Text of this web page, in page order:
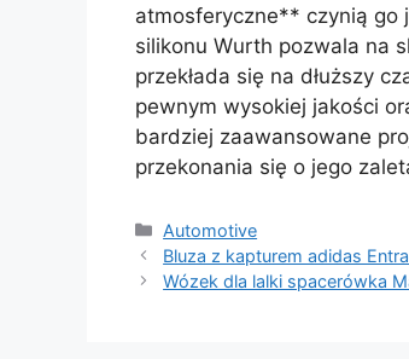
atmosferyczne** czynią go
silikonu Wurth pozwala na
przekłada się na dłuższy
pewnym wysokiej jakości
bardziej zaawansowane
przekonania się o jego
Kategorie
Automotive
Bluza z kapturem adidas
Wózek dla lalki spacerówka